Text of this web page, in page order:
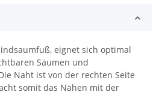
eignet sich optimal
Säumen und
Naht ist von der rechten Seite
somit das Nähen mit der